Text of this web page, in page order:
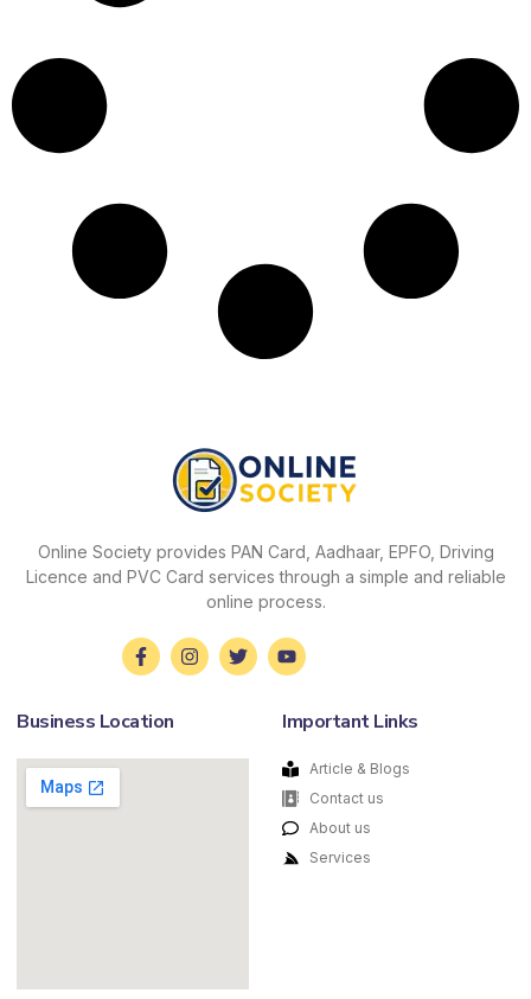
Online Society provides PAN Card, Aadhaar, EPFO, Driving
Licence and PVC Card services through a simple and reliable
online process.
Business Location Important Links
Article & Blogs
Contact us
About us
Services